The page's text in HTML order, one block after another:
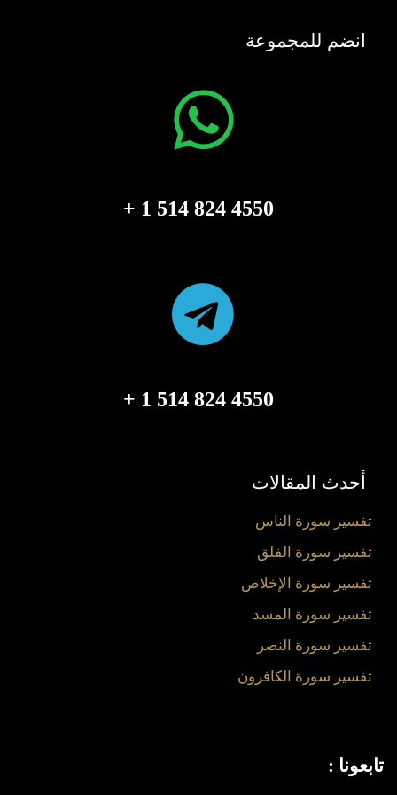
انضم للمجموعة
4550 824 514 1 +
4550 824 514 1 +
أحدث المقالات
تفسير سورة الناس
تفسير سورة الفلق
تفسير سورة الإخلاص
تفسير سورة المسد
تفسير سورة النصر
تفسير سورة الكافرون
تابعونا :